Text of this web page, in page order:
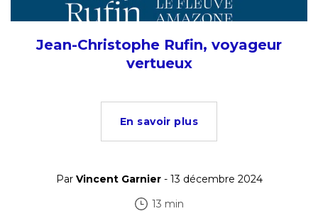
Jean-Christophe Rufin, voyageur
vertueux
En savoir plus
Par Vincent Garnier- 13 décembre 2024
13 min